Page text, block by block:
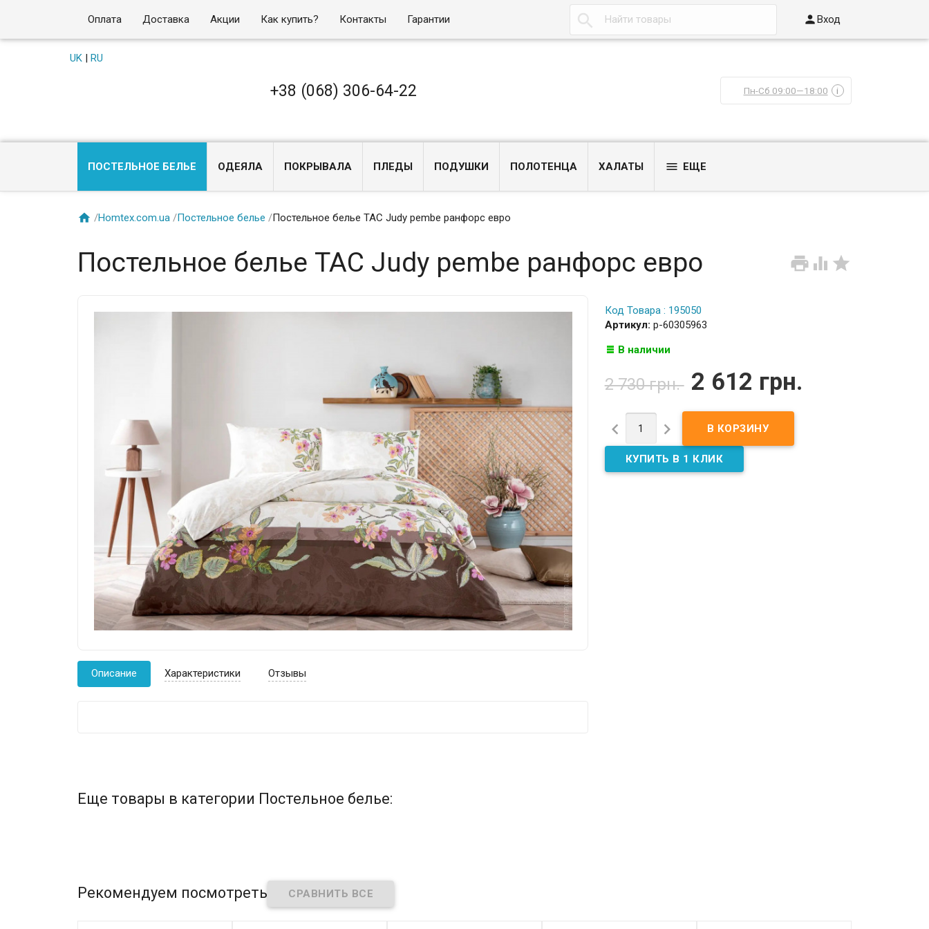
Оплата Доставка Акции Как купить? Контакты Гарантии  Вход
UK| RU
+38 (068) 306-64-22 Пн-Сб 09:00—18:00 i
ПОСТЕЛЬНОЕ БЕЛЬЕ ОДЕЯЛА ПОКРЫВАЛА ПЛЕДЫ ПОДУШКИ ПОЛОТЕНЦА ХАЛАТЫ  ЕЩЕ
 /Homtex.com.ua /Постельное белье /Постельное белье TAC Judy pembe ранфорс евро
  
Постельное белье TAC Judy pembe ранфорс евро
Код Товара : 195050
Артикул: p-60305963
В наличии
2 730 грн. 2 612 грн.
 
Описание Характеристики Отзывы
Еще товары в категории Постельное белье:
Рекомендуем посмотреть